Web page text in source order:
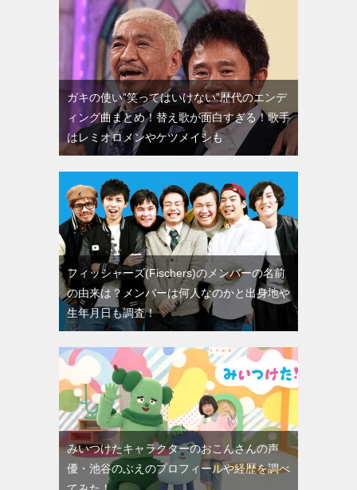
ガキの使い”笑ってはいけない”歴代のエンデ
ィング曲まとめ！替え歌が面白すぎる！歌手
はレミオロメンやケツメイシも
フィッシャーズ(Fischers)のメンバーの名前
の由来は？メンバーは何人なのかと出身地や
生年月日も調査！
みいつけたキャラクターのおこんさんの声
優・池谷のぶえのプロフィールや経歴を調べ